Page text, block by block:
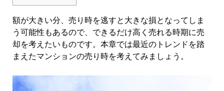
額が大きい分、売り時を逃すと大きな損となってしま
う可能性もあるので、できるだけ高く売れる時期に売
却を考えたいものです。本章では最近のトレンドを踏
まえたマンションの売り時を考えてみましょう。